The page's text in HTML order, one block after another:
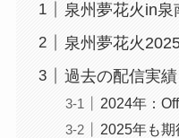
泉州夢花火in泉
泉州夢花火
過去の配信実
2024年：
2025年も